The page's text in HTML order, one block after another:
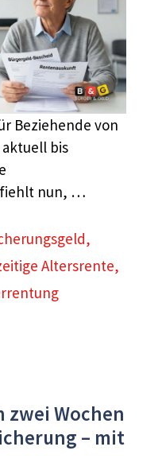
Beziehende von
bis
nun, …
,
Altersrente,
Wochen
– mit